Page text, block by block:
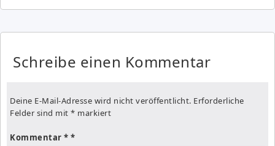
Schreibe einen Kommentar
Deine E-Mail-Adresse wird nicht veröffentlicht. Erforderliche
Felder sind mit * markiert
Kommentar *